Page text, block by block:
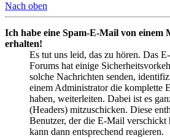
Nach oben
Ich habe eine Spam-E-Mail von einem
erhalten!
Es tut uns leid, das zu hören. Das
Forums hat einige
solche Nachrichten senden,
einem Administrator die komplette
haben, weiterleiten. Dabei ist es
(Headers) mitzuschicken. Diese
Benutzer, der die E-Mail
kann dann entsprechend reagieren.